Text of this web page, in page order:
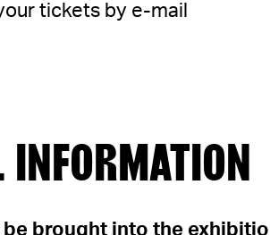
tickets by e-mail
brought into the